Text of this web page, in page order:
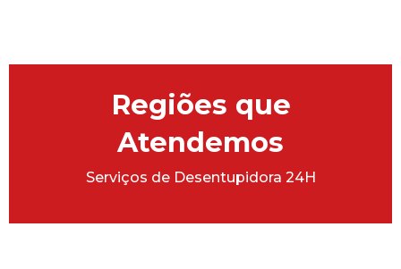
Regiões que
Atendemos
Serviços de Desentupidora 24H